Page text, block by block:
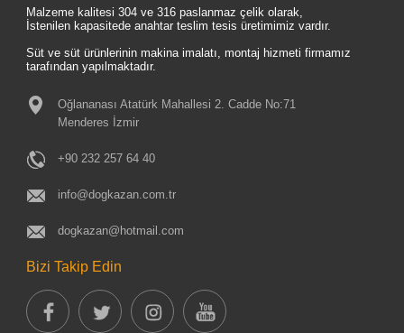
Malzeme kalitesi 304 ve 316 paslanmaz çelik olarak,
İstenilen kapasitede anahtar teslim tesis üretimimiz vardır.
Süt ve süt ürünlerinin makina imalatı, montaj hizmeti firmamız
tarafından yapılmaktadır.
Oğlananası Atatürk Mahallesi 2. Cadde No:71
Menderes İzmir
+90 232 257 64 40
info@dogkazan.com.tr
dogkazan@hotmail.com
Bizi Takip Edin